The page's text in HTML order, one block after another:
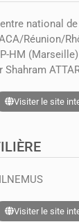
national
Réunion/
HM (Marseille)
Shahram
Visiter le site
Visiter le site